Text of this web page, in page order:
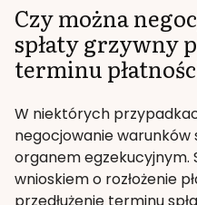
Czy można
spłaty grzywny
terminu
W niektórych
negocjowanie warunków
organem egzekucyjnym.
wnioskiem o rozłożenie
przedłużenie terminu